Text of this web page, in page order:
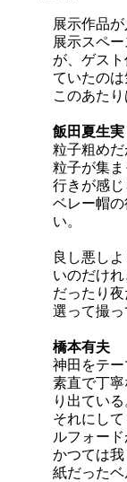
展示作品
展示スペ
が、ゲス
ていたのは
このあた
飯田夏生実
粒子粗めだ
粒子が集
行きが感じ
ベレー帽
い。
良し悪し
いのだけ
だったり
選って撮っ
橋本有夫
神田をテー
素直で丁
り出ている
それにし
ルフォー
かつては
紙だった